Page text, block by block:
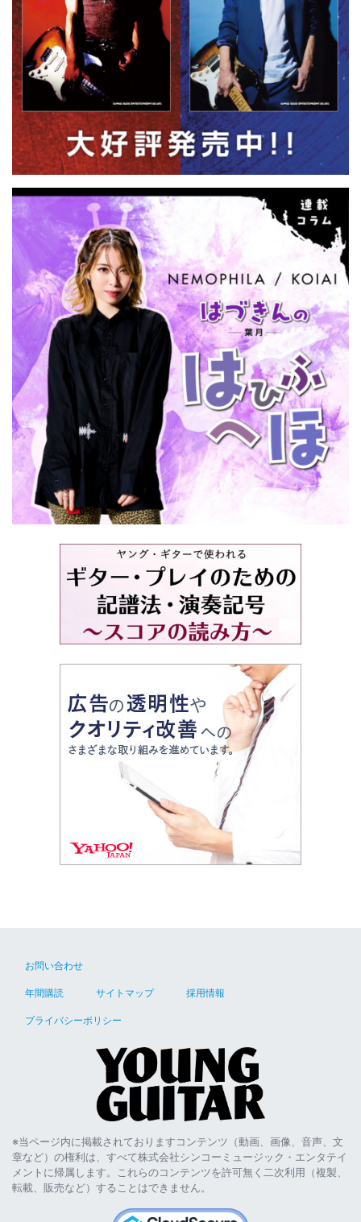
お問い合わせ
年間購読 サイトマップ 採用情報
プライバシーポリシー
※当ページ内に掲載されておりますコンテンツ（動画、画像、音声、文
章など）の権利は、すべて株式会社シンコーミュージック・エンタテイ
メントに帰属します。これらのコンテンツを許可無く二次利用（複製、
転載、販売など）することはできません。